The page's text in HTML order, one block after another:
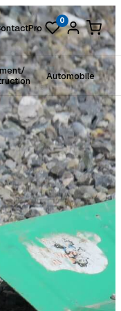
Pro
0
Automobile